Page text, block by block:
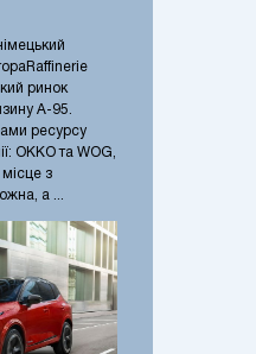
ринок
А-95.
ресурсу
OKKO та WOG,
з
а ...